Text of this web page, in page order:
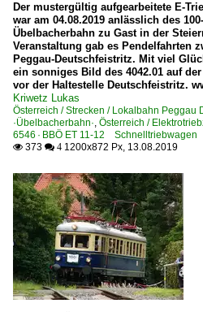
Der mustergültig aufgearbeitete E-
war am 04.08.2019 anlässlich des
Übelbacherbahn zu Gast in der
Veranstaltung gab es Pendelfahrten
Peggau-Deutschfeistritz. Mit viel
ein sonniges Bild des 4042.01 auf
vor der Haltestelle Deutschfeistritz.
Kriwetz Lukas
Österreich / Strecken / Lokalbahn Peggau
·Übelbacherbahn·, Österreich /
6546 · BBÖ ET 11-12 Schnelltriebwagen
 373  4 1200x872 Px, 13.08.2019